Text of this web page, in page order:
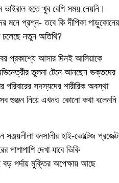
ভাইরাল হতে খুব বেশি সময় নেয়নি।
মনে প্রশ্ন- তবে কি দীপিকা পাড়ুকোনের
নতুন অতিথি?
প্রকাশ্যে আসার দিনই আলিয়াকে
তুলনা টেনে আনছেন ভক্তদের
সদস্যদের শারীরিক অবস্থা
গুঞ্জন নিয়ে এখনও কোনো কথা বলেননি
বনসালীর হাই-ভোল্টেজ প্রজেক্ট
পাশাপাশি দেখা যাবে ভিকি
পর্দায় মুক্তির অপেক্ষায় আছে